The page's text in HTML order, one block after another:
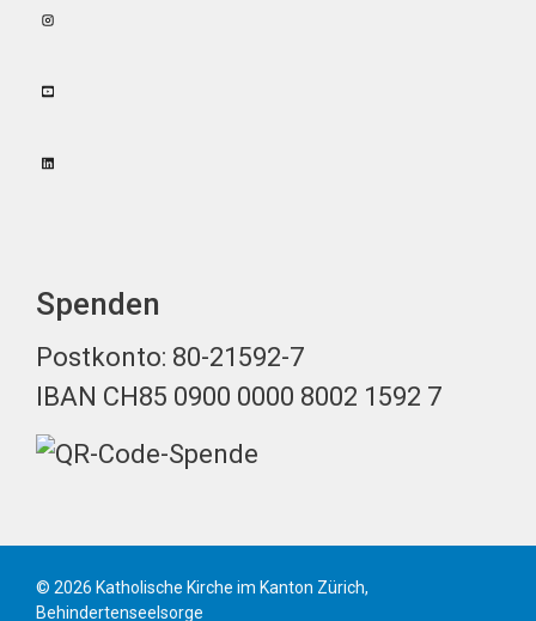
Spenden
Postkonto: 80-21592-7
IBAN CH85 0900 0000 8002 1592 7
© 2026 Katholische Kirche im Kanton Zürich,
Behindertenseelsorge